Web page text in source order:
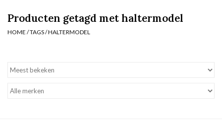
Slip
Nachtmode
Producten getagd met haltermodel
HOME /TAGS/HALTERMODEL